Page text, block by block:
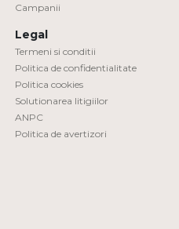
Campanii
Legal
Termeni si conditii
Politica de confidentialitate
Politica cookies
Solutionarea litigiilor
ANPC
Politica de avertizori